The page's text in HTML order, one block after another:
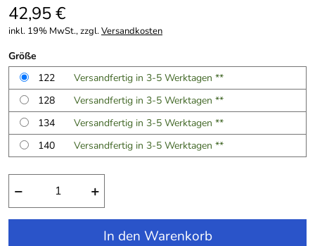
42,95 €
inkl. 19% MwSt., zzgl.Versandkosten
Größe
122
Versandfertig in 3-5 Werktagen **
128
Versandfertig in 3-5 Werktagen **
134
Versandfertig in 3-5 Werktagen **
140
Versandfertig in 3-5 Werktagen **
− +
In den Warenkorb